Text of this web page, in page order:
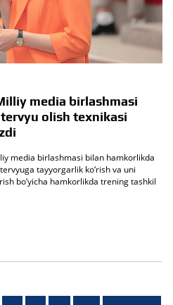
media birlashmasi
olish texnikasi
media birlashmasi bilan hamkorlikda
tayyorgarlik ko‘rish va uni
bo‘yicha hamkorlikda trening tashkil